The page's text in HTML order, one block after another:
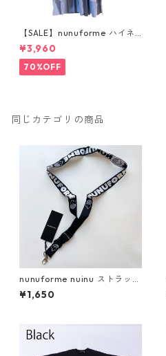
【SALE】nunuforme ハイネ
ックフリルT [70-nf20-929
-678] 115/125/135/145
¥3,960
70%OFF
同じカテゴリの商品
nunuforme nuinu ストラッ
プ
¥1,650